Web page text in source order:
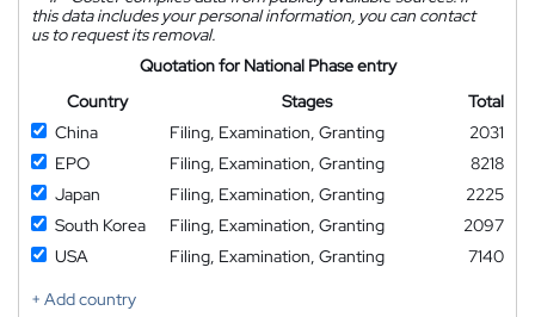
this data includes your personal information, you can contact
us to request its removal.
Quotation for National Phase entry
Country
Stages
Total
China
Filing, Examination, Granting
2031
EPO
Filing, Examination, Granting
8218
Japan
Filing, Examination, Granting
2225
South Korea
Filing, Examination, Granting
2097
USA
Filing, Examination, Granting
7140
+ Add country